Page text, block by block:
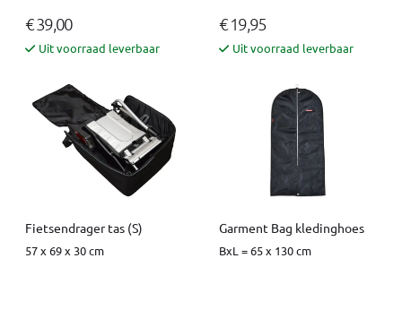
€ 39,00
Uit voorraad leverbaar
€ 19,95
Uit voorraad leverbaar
Fietsendrager tas (S)
57 x 69 x 30 cm
Garment Bag kledinghoes
BxL = 65 x 130 cm